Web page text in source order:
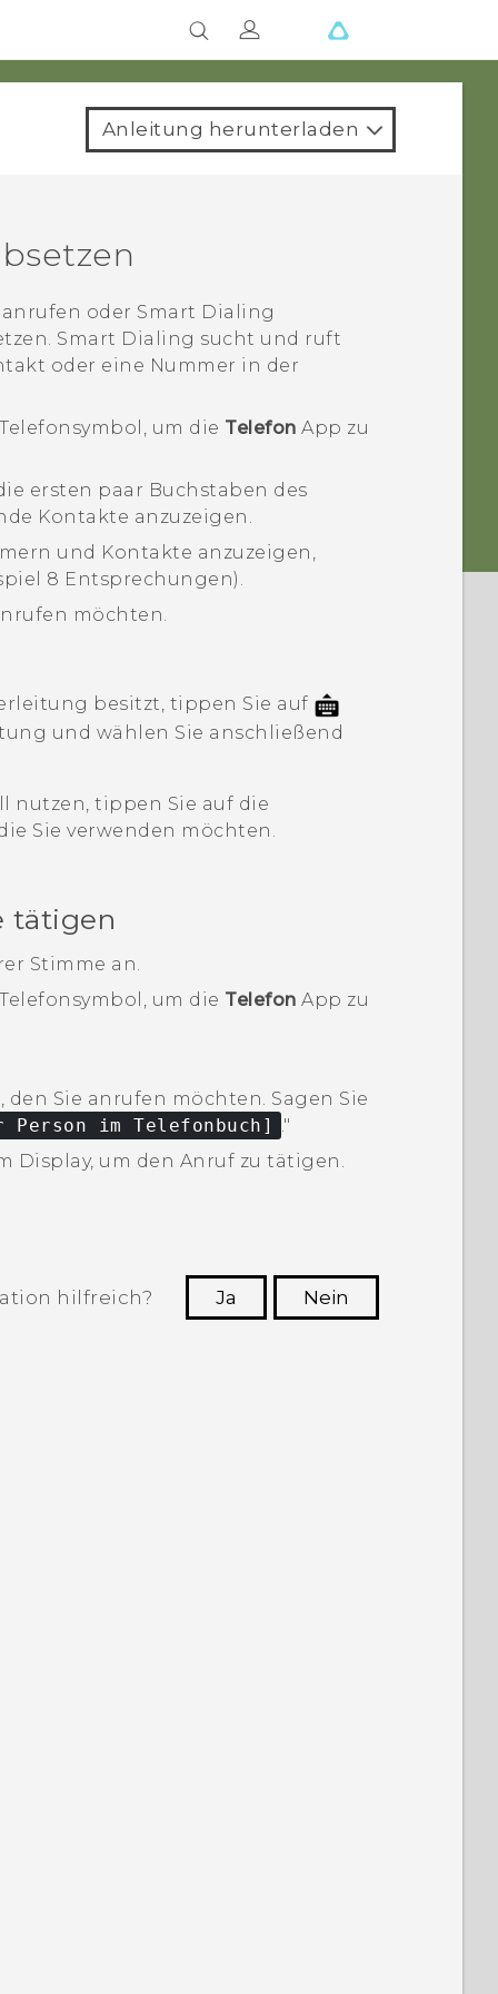
Anleitung herunterladen
oder Smart Dialing
Smart Dialing sucht und ruft
oder eine Nummer in der
um die Telefon App zu
ersten paar Buchstaben des
Kontakte anzuzeigen.
und Kontakte anzuzeigen,
8 Entsprechungen).
möchten.
besitzt, tippen Sie auf
und wählen Sie anschließend
nutzen, tippen Sie auf die
Sie verwenden möchten.
tätigen
Stimme an.
um die Telefon App zu
den Sie anrufen möchten. Sagen Sie
Person im Telefonbuch]
."‍
Display, um den Anruf zu tätigen.
hilfreich? Ja
Nein